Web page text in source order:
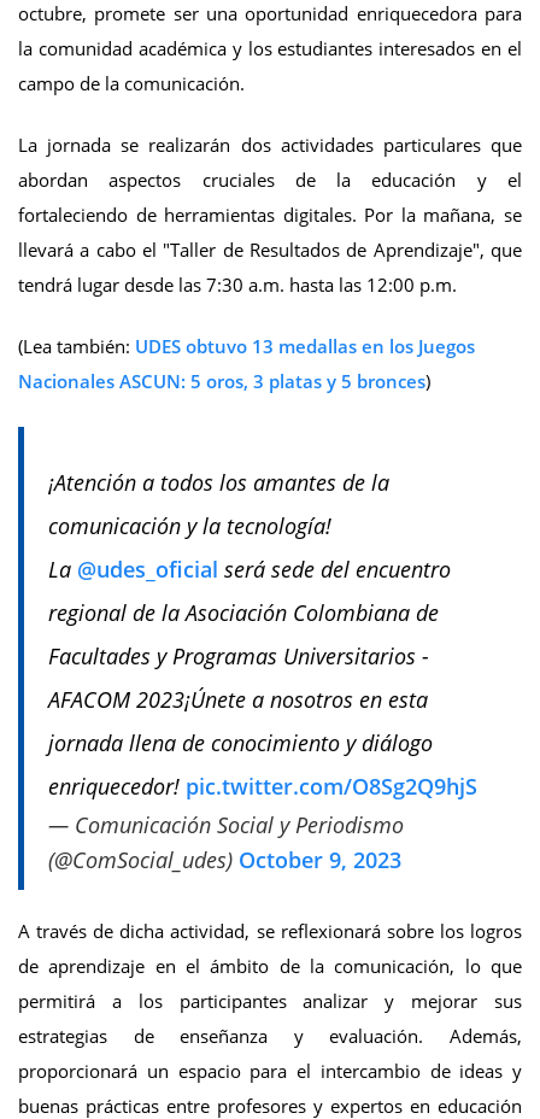
octubre, promete ser una oportunidad enriquecedora para
la comunidad académica y los estudiantes interesados en el
campo de la comunicación.
La jornada se realizarán dos actividades particulares que
abordan aspectos cruciales de la educación y el
fortaleciendo de herramientas digitales. Por la mañana, se
llevará a cabo el "Taller de Resultados de Aprendizaje", que
tendrá lugar desde las 7:30 a.m. hasta las 12:00 p.m.
(Lea también: UDES obtuvo 13 medallas en los Juegos
Nacionales ASCUN: 5 oros, 3 platas y 5 bronces)
¡Atención a todos los amantes de la
comunicación y la tecnología!
La @udes_oficial será sede del encuentro
regional de la Asociación Colombiana de
Facultades y Programas Universitarios -
AFACOM 2023¡Únete a nosotros en esta
jornada llena de conocimiento y diálogo
enriquecedor! pic.twitter.com/O8Sg2Q9hjS
— Comunicación Social y Periodismo
(@ComSocial_udes) October 9, 2023
A través de dicha actividad, se reflexionará sobre los logros
de aprendizaje en el ámbito de la comunicación, lo que
permitirá a los participantes analizar y mejorar sus
estrategias de enseñanza y evaluación. Además,
proporcionará un espacio para el intercambio de ideas y
buenas prácticas entre profesores y expertos en educación